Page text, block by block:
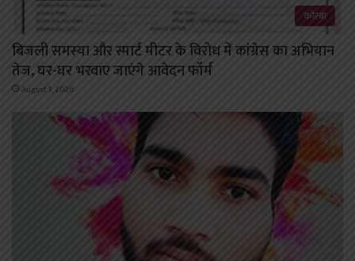
कोरबा
बिजली समस्या और स्मार्ट मीटर के विरोध में कांग्रेस का अभियान
तेज, घर-घर भरवाए जाएंगे आवेदन फॉर्म
August 1, 2026